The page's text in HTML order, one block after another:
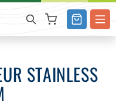
STAINLESS